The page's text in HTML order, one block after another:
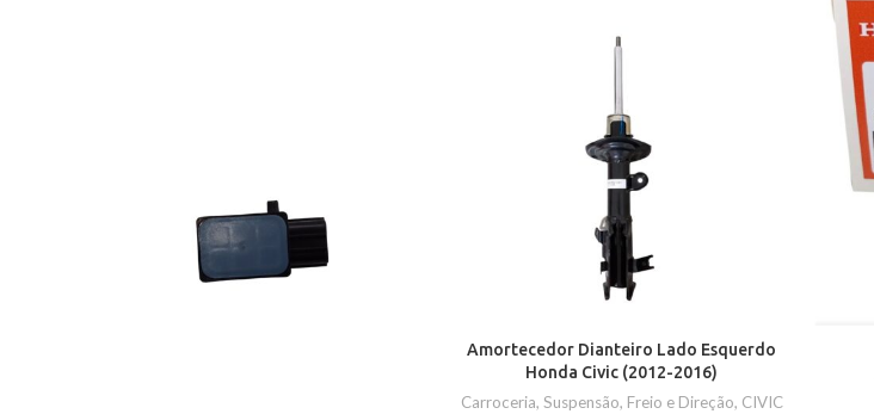
Amortecedor Dianteiro Lado Esquerdo
Honda Civic (2012-2016)
Carroceria, Suspensão, Freio e Direção, CIVIC